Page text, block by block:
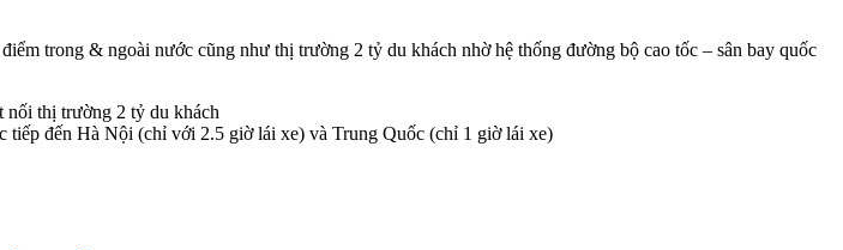
trong & ngoài nước cũng như thị trường 2 tỷ du khách nhờ hệ thống đường bộ cao tốc – sân bay quốc
nối thị trường 2 tỷ du khách
đến Hà Nội (chỉ với 2.5 giờ lái xe) và Trung Quốc (chỉ 1 giờ lái xe)